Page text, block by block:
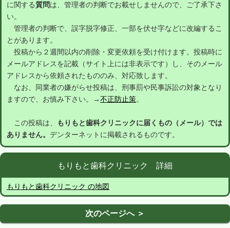
に関する質問は、管理者の判断でお載せしませんので、ご了承下さ
い。
管理者の判断で、誤字脱字修正、一部を伏せ字などに改編するこ
とがあります。
投稿から２週間以内の削除・変更依頼を受け付けます。投稿時に
メールアドレスを記載（サイト上には非表示です）し、そのメール
アドレスから依頼されたもののみ、対応致します。
なお、同業者の嫌がらせ投稿は、刑事罰や民事訴訟の対象となり
ますので、お慎み下さい。→不正防止策。
この投稿は、
もりもと歯科クリニックに届くもの（メール）では
ありません。 デンターネットに掲載されるものです。
もりもと歯科クリニック 詳細
もりもと歯科クリニック の地図
次のページへ ＞